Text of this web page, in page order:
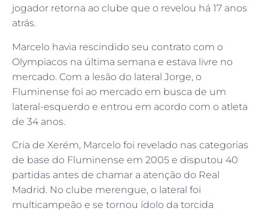
jogador retorna ao clube que o revelou há 17 anos
atrás.
Marcelo havia rescindido seu contrato com o
Olympiacos na última semana e estava livre no
mercado. Com a lesão do lateral Jorge, o
Fluminense foi ao mercado em busca de um
lateral-esquerdo e entrou em acordo com o atleta
de 34 anos.
Cria de Xerém, Marcelo foi revelado nas categorias
de base do Fluminense em 2005 e disputou 40
partidas antes de chamar a atenção do Real
Madrid. No clube merengue, o lateral foi
multicampeão e se tornou ídolo da torcida